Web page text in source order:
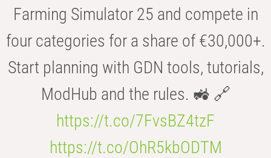
Farming Simulator 25 and compete in
four categories for a share of €30,000+.
Start planning with GDN tools, tutorials,
ModHub and the rules. 🚜 🔗
https://t.co/7FvsBZ4tzF
https://t.co/OhR5kbODTM